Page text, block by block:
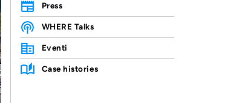
Press
WHERE Talks
Eventi
Case histories